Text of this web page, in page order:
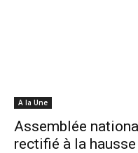
A la Une
Assemblée
rectifié à la hausse